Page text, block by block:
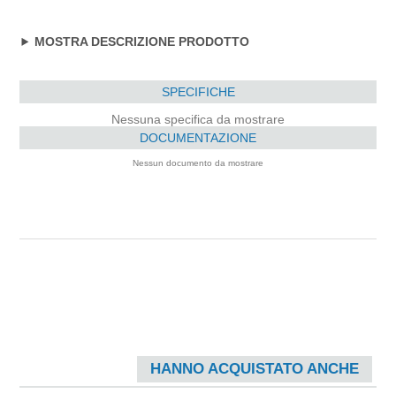
MOSTRA DESCRIZIONE PRODOTTO
SPECIFICHE
Nessuna specifica da mostrare
DOCUMENTAZIONE
Nessun documento da mostrare
HANNO ACQUISTATO ANCHE